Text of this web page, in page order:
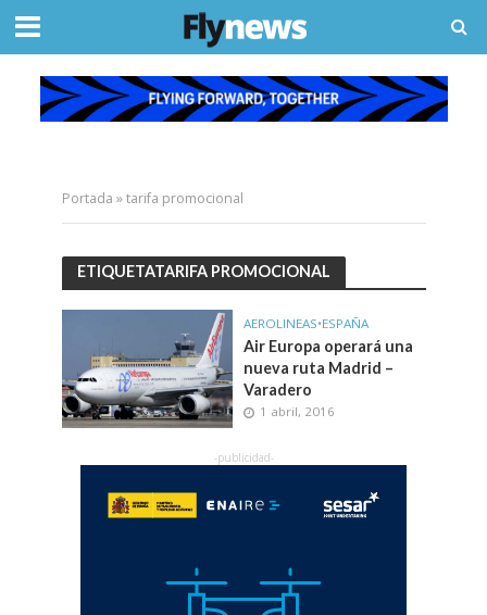
Portada »tarifa promocional
ETIQUETATARIFA PROMOCIONAL
AEROLINEAS•ESPAÑA
Air Europa operará una
nueva ruta Madrid –
Varadero
1 abril, 2016